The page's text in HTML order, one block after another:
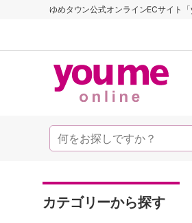
ゆめタウン公式オンラインECサイト「
カテゴリーから探す